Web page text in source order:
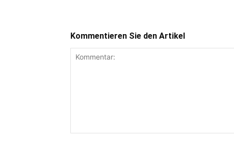
Kommentieren Sie den Artikel